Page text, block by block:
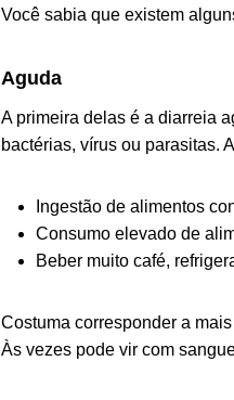
Você sabia que existem
Aguda
A primeira delas é a diarreia
bactérias, vírus ou parasitas.
Ingestão de alimentos
Consumo elevado de
Beber muito café,
Costuma corresponder a
Às vezes pode vir com